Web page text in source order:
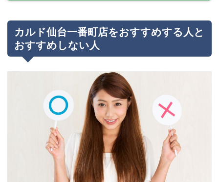
カルド仙台一番町店をおすすめする人と
おすすめしない人